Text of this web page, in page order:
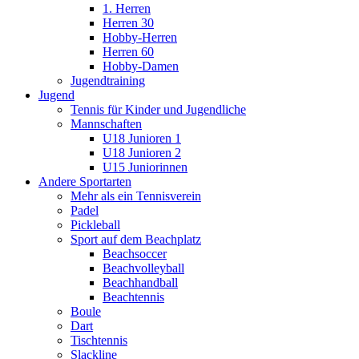
1. Herren
Herren 30
Hobby-Herren
Herren 60
Hobby-Damen
Jugendtraining
Jugend
Tennis für Kinder und Jugendliche
Mannschaften
U18 Junioren 1
U18 Junioren 2
U15 Juniorinnen
Andere Sportarten
Mehr als ein Tennisverein
Padel
Pickleball
Sport auf dem Beachplatz
Beachsoccer
Beachvolleyball
Beachhandball
Beachtennis
Boule
Dart
Tischtennis
Slackline